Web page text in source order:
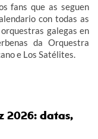
fans que as seguen
con todas as
galegas en
da Orquestra
e Los Satélites.
2026: datas,